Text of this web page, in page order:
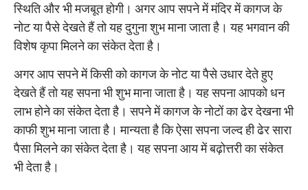
स्थिति और भी मजबूत होगी। अगर आप सपने में मंदिर में कागज के
नोट या पैसे देखते हैं तो यह दुगुना शुभ माना जाता है। यह भगवान की
विशेष कृपा मिलने का संकेत देता है।
अगर आप सपने में किसी को कागज के नोट या पैसे उधार देते हुए
देखते हैं तो यह सपना भी शुभ माना जाता है। यह सपना आपको धन
लाभ होने का संकेत देता है। सपने में कागज के नोटों का ढेर देखना भी
काफी शुभ माना जाता है। मान्यता है कि ऐसा सपना जल्द ही ढेर सारा
पैसा मिलने का संकेत देता है। यह सपना आय में बढ़ोत्तरी का संकेत
भी देता है।